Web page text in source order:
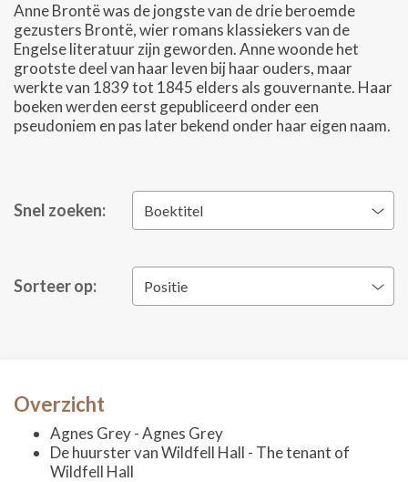
Anne Brontë was de jongste van de drie beroemde
gezusters Brontë, wier romans klassiekers van de
Engelse literatuur zijn geworden. Anne woonde het
grootste deel van haar leven bij haar ouders, maar
werkte van 1839 tot 1845 elders als gouvernante. Haar
boeken werden eerst gepubliceerd onder een
pseudoniem en pas later bekend onder haar eigen naam.
Snel zoeken: Boektitel
Sorteer op: Positie
Overzicht
Agnes Grey - Agnes Grey
De huurster van Wildfell Hall - The tenant of
Wildfell Hall